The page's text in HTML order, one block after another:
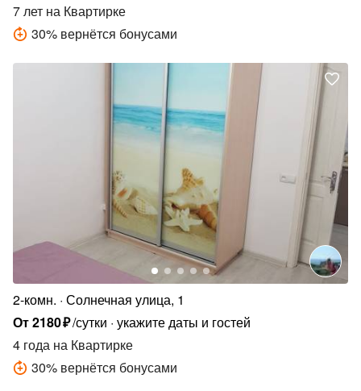
7 лет на Квартирке
30% вернётся бонусами
2-комн. Солнечная улица, 1
От2180₽/сутки укажите даты и гостей
4 года на Квартирке
30% вернётся бонусами